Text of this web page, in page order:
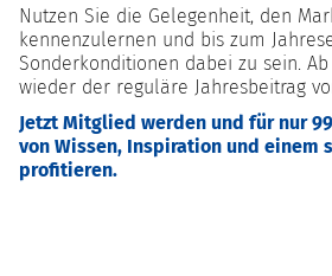
Nutzen Sie die Gelegenheit, den
kennenzulernen und bis zum
Sonderkonditionen dabei zu sein.
wieder der reguläre Jahresbeitrag
Jetzt Mitglied werden und für nur
von Wissen, Inspiration und einem
profitieren.